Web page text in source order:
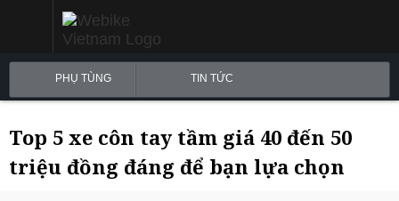
PHỤ TÙNG TIN TỨC
Top 5 xe côn tay tầm giá 40 đến 50
triệu đồng đáng để bạn lựa chọn